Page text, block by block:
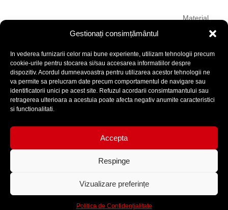
Gestionați consimțământul
In vederea furnizarii celor mai bune experiente, utilizam tehnologii precum
cookie-urile pentru stocarea si/sau accesarea informatiilor despre
dispozitiv. Acordul dumneavoastra pentru utilizarea acestor tehnologii ne
va permite sa prelucram date precum comportamentul de navigare sau
identificatorii unici pe acest site. Refuzul acordarii consimtamantului sau
retragerea ulterioara a acestuia poate afecta negativ anumite caracteristici
si functionalitati.
Accepta
Respinge
Vizualizare preferințe
Politica de Confidențialitate
Material
țesut
flexibil
Termeni și condiții
GDPR
Site realizat de